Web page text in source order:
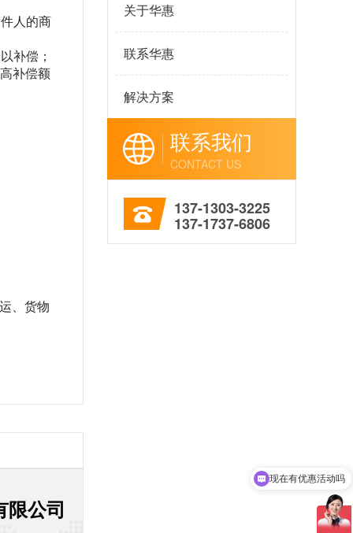
人的商
补偿；
补偿额
、货物
限公司
关于华惠
联系华惠
解决方案
联系我们
CONTACT US
137-1303-3225
137-1737-6806
可以介绍下你们的产品么